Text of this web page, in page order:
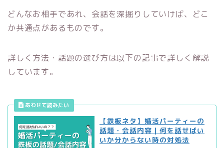
どんなお相手であれ、会話を深掘りしていけば、どこ
か共通点があるものです。
詳しく方法・話題の選び方は以下の記事で詳しく解説
しています。
【鉄板ネタ】婚活パーティーの
話題・会話内容｜何を話せばい
いか分からない時の対処法